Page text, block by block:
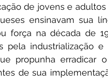
ensinavam sua
força na década de
pela industrialização
propunha erradicar
de sua